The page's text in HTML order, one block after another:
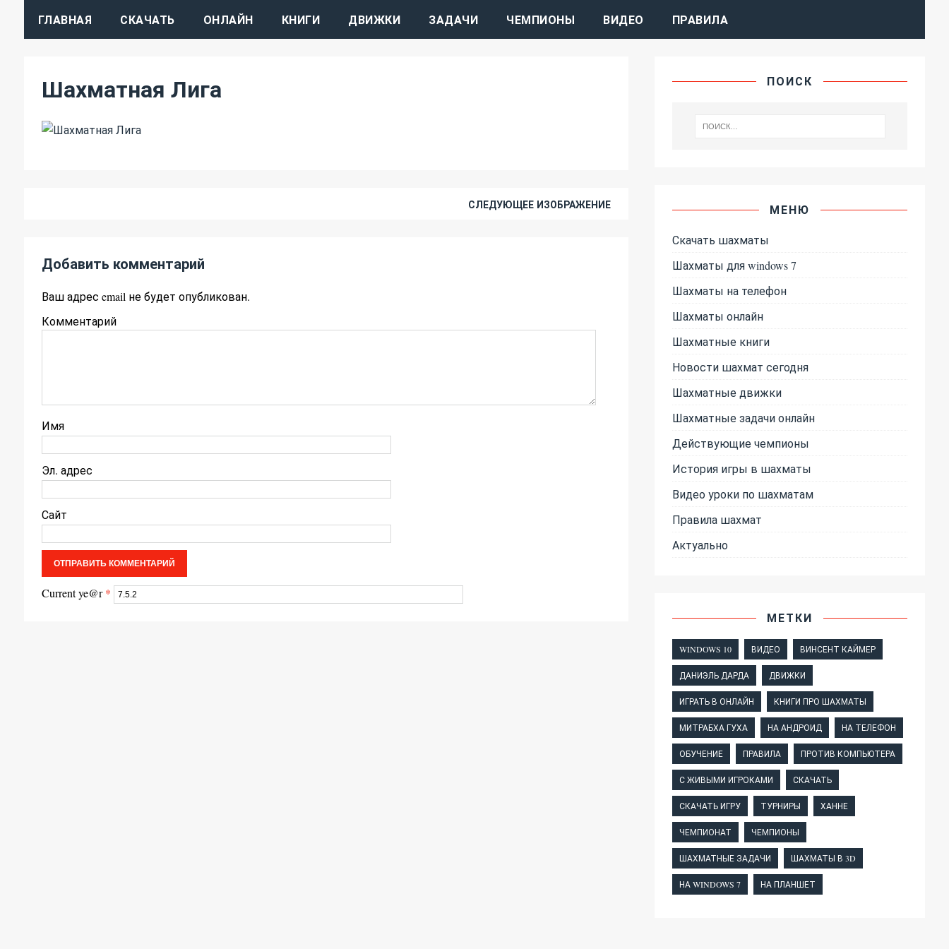
ГЛАВНАЯ СКАЧАТЬ ОНЛАЙН КНИГИ ДВИЖКИ ЗАДАЧИ ЧЕМПИОНЫ ВИДЕО ПРАВИЛА
Шахматная Лига
СЛЕДУЮЩЕЕ ИЗОБРАЖЕНИЕ
Добавить комментарий
Ваш адрес email не будет опубликован.
Комментарий
Имя
Эл. адрес
Сайт
Current ye@r*
ПОИСК
МЕНЮ
Скачать шахматы
Шахматы для windows 7
Шахматы на телефон
Шахматы онлайн
Шахматные книги
Новости шахмат сегодня
Шахматные движки
Шахматные задачи онлайн
Действующие чемпионы
История игры в шахматы
Видео уроки по шахматам
Правила шахмат
Актуально
МЕТКИ
WINDOWS 10 ВИДЕО ВИНСЕНТ КАЙМЕР
ДАНИЭЛЬ ДАРДА ДВИЖКИ
ИГРАТЬ В ОНЛАЙН КНИГИ ПРО ШАХМАТЫ
МИТРАБХА ГУХА НА АНДРОИД НА ТЕЛЕФОН
ОБУЧЕНИЕ ПРАВИЛА ПРОТИВ КОМПЬЮТЕРА
С ЖИВЫМИ ИГРОКАМИ СКАЧАТЬ
СКАЧАТЬ ИГРУ ТУРНИРЫ ХАННЕ
ЧЕМПИОНАТ ЧЕМПИОНЫ
ШАХМАТНЫЕ ЗАДАЧИ ШАХМАТЫ В 3D
НА WINDOWS 7 НА ПЛАНШЕТ